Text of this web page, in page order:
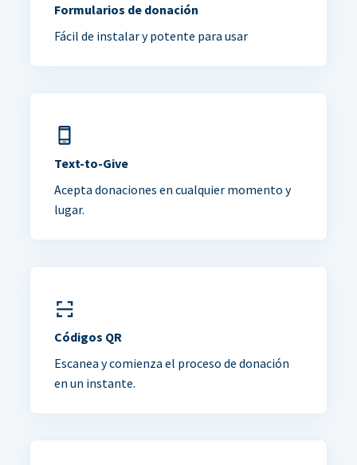
Formularios de donación
Fácil de instalar y potente para usar
Text-to-Give
Acepta donaciones en cualquier momento y
lugar.
Códigos QR
Escanea y comienza el proceso de donación
en un instante.